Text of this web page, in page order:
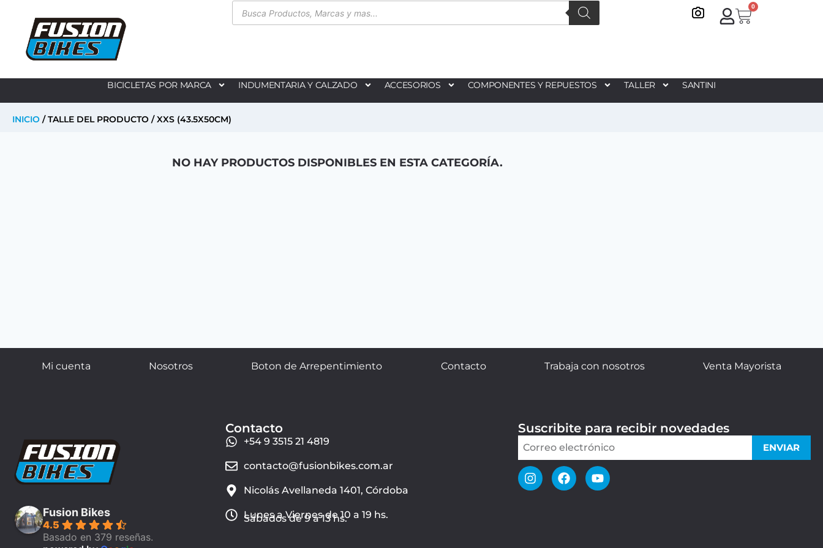
0
BICICLETAS POR MARCA INDUMENTARIA Y CALZADO ACCESORIOS COMPONENTES Y REPUESTOS TALLER SANTINI
INICIO / TALLE DEL PRODUCTO / XXS (43.5X50CM)
NO HAY PRODUCTOS DISPONIBLES EN ESTA CATEGORÍA.
Mi cuenta Nosotros Boton de Arrepentimiento Contacto Trabaja con nosotros Venta Mayorista
Fusion Bikes
4.5
Basado en 379 reseñas.
Contacto
+54 9 3515 21 4819
contacto@fusionbikes.com.ar
Nicolás Avellaneda 1401, Córdoba
Lunes a Viernes de 10 a 19 hs.
Sábados de 9 a 13 hs.
Suscribite para recibir novedades
ENVIAR